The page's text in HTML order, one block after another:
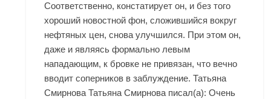
Соответственно, констатирует он, и без того
хороший новостной фон, сложившийся вокруг
нефтяных цен, снова улучшился. При этом он,
даже и являясь формально левым
нападающим, к бровке не привязан, что вечно
вводит соперников в заблуждение. Татьяна
Смирнова Татьяна Смирнова писал(а): Очень